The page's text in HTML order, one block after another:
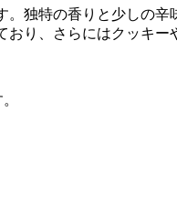
独特の香りと少しの
り、さらにはクッキー